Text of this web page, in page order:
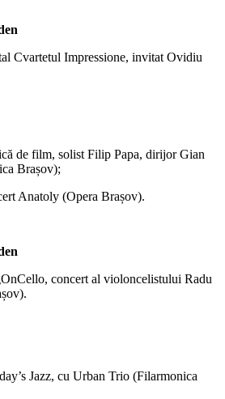
Cvartetul Impressione, invitat Ovidiu
de film, solist Filip Papa, dirijor Gian
Brașov);
Anatoly (Opera Brașov).
concert al violoncelistului Radu
Jazz, cu Urban Trio (Filarmonica